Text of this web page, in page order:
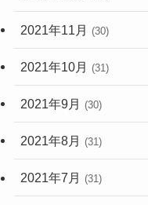
2021年11月 (30)
2021年10月 (31)
2021年9月 (30)
2021年8月 (31)
2021年7月 (31)